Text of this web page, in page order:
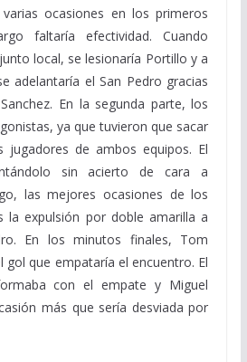
ocasiones en los primeros
faltaría efectividad. Cuando
local, se lesionaría Portillo y a
adelantaría el San Pedro gracias
En la segunda parte, los
ya que tuvieron que sacar
jugadores de ambos equipos. El
sin acierto de cara a
las mejores ocasiones de los
la expulsión por doble amarilla a
En los minutos finales, Tom
gol que empataría el encuentro. El
con el empate y Miguel
más que sería desviada por